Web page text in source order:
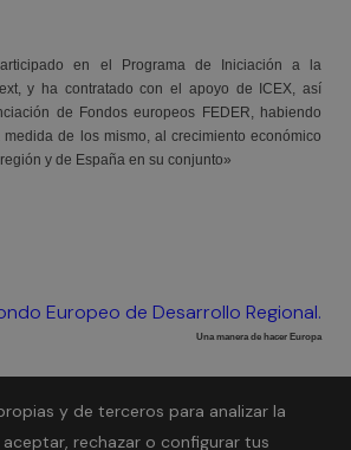
y de terceros para analizar la
aceptar, rechazar o configurar tus
en el Programa de Iniciación a la
y ha contratado con el apoyo de ICEX, así
de Fondos europeos FEDER, habiendo
de los mismo, al crecimiento económico
y de España en su conjunto»
Europeo de Desarrollo Regional.
Una manera de hacer Europa
reservados
Política de privacidad